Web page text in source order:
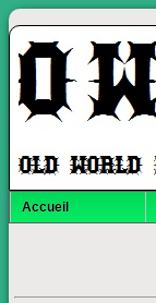
Accueil